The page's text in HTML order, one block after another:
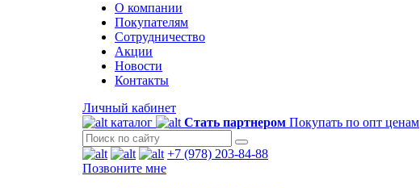
О компании
Покупателям
Сотрудничество
Акции
Новости
Контакты
Личный кабинет
каталог
Стать партнером Покупать по опт ценам
+7 (978) 203-84-88
Позвоните мне